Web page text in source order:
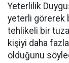
Yeterlilik
yeterli görerek
tehlikeli bir
kişiyi daha
olduğunu